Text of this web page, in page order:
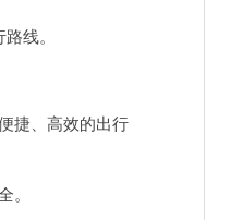
线。
捷、高效的出行